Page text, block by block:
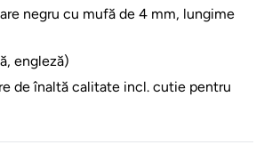
negru cu mufă de 4 mm, lungime
engleză)
de înaltă calitate incl. cutie pentru